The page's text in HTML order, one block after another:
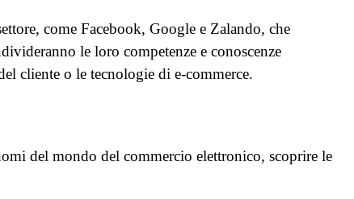
come Facebook, Google e Zalando, che
le loro competenze e conoscenze
cliente o le tecnologie di e-commerce.
del mondo del commercio elettronico, scoprire le